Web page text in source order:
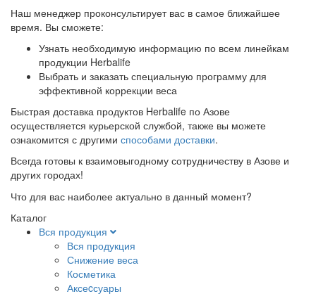
Наш менеджер проконсультирует вас в самое ближайшее
время. Вы сможете:
Узнать необходимую информацию по всем линейкам
продукции Herbalife
Выбрать и заказать специальную программу для
эффективной коррекции веса
Быстрая доставка продуктов Herbalife по Азове
осуществляется курьерской службой, также вы можете
ознакомится с другими способами доставки.
Всегда готовы к взаимовыгодному сотрудничеству в Азове и
других городах!
Что для вас наиболее актуально в данный момент?
Каталог
Вся продукция
Вся продукция
Снижение веса
Косметика
Аксеcсуары